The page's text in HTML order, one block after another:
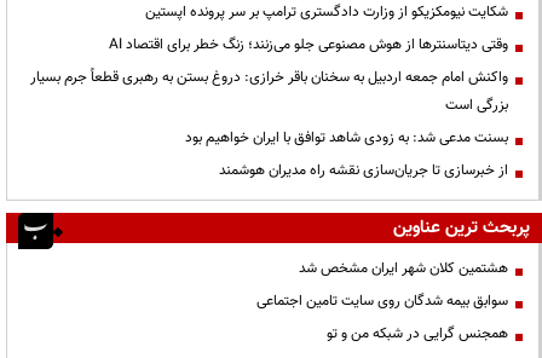
شکایت نیومکزیکو از وزارت دادگستری ترامپ بر سر پرونده اپستین
وقتی دیتاسنترها از هوش مصنوعی جلو می‌زنند؛ زنگ خطر برای اقتصاد AI
واکنش امام جمعه اردبیل به سخنان باقر خرازی: دروغ بستن به رهبری قطعاً جرم بسیار
بزرگی است
بسنت مدعی شد: به زودی شاهد توافق با ایران خواهیم بود
از خبرسازی تا جریان‌سازی نقشه راه مدیران هوشمند
پربحث ترین عناوین
هشتمین کلان شهر ایران مشخص شد
سوابق بیمه شدگان روی سایت تامین اجتماعی
همجنس گرایی در شبکه من و تو